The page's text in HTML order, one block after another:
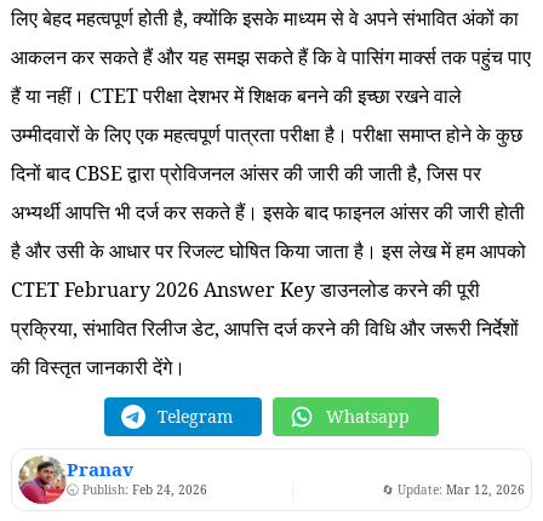
लिए बेहद महत्वपूर्ण होती है, क्योंकि इसके माध्यम से वे अपने संभावित अंकों का
आकलन कर सकते हैं और यह समझ सकते हैं कि वे पासिंग मार्क्स तक पहुंच पाए
हैं या नहीं। CTET परीक्षा देशभर में शिक्षक बनने की इच्छा रखने वाले
उम्मीदवारों के लिए एक महत्वपूर्ण पात्रता परीक्षा है। परीक्षा समाप्त होने के कुछ
दिनों बाद CBSE द्वारा प्रोविजनल आंसर की जारी की जाती है, जिस पर
अभ्यर्थी आपत्ति भी दर्ज कर सकते हैं। इसके बाद फाइनल आंसर की जारी होती
है और उसी के आधार पर रिजल्ट घोषित किया जाता है। इस लेख में हम आपको
CTET February 2026 Answer Key डाउनलोड करने की पूरी
प्रक्रिया, संभावित रिलीज डेट, आपत्ति दर्ज करने की विधि और जरूरी निर्देशों
की विस्तृत जानकारी देंगे।
Telegram Whatsapp
Pranav
🕤 Publish: Feb 24, 2026 🔄 Update:Mar 12, 2026